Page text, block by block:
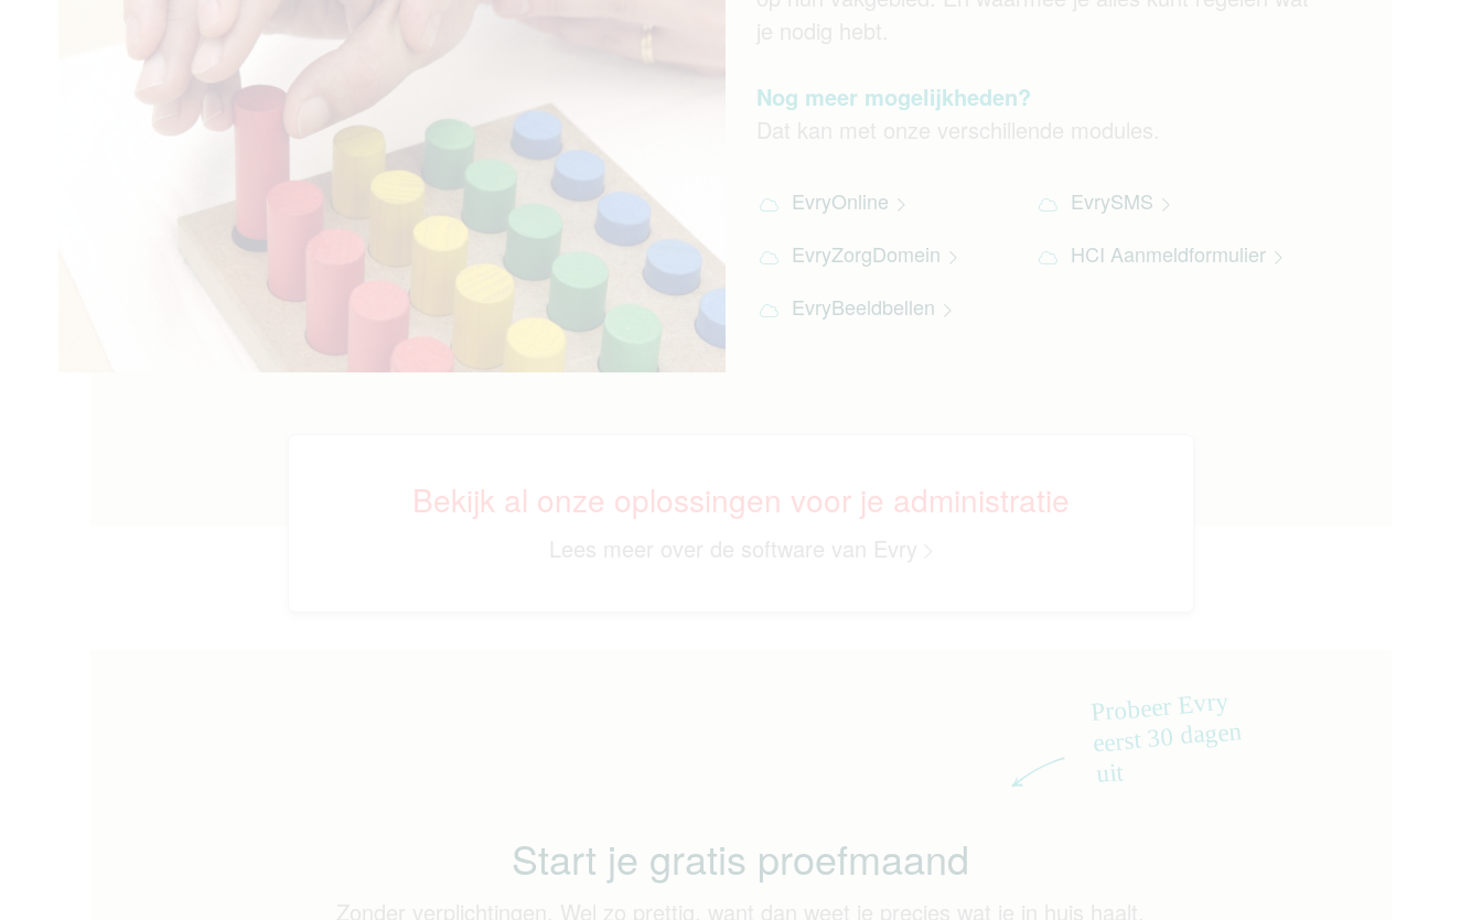
Nog meer mogelijkheden?
EvryOnline
EvrySMS
EvryZorgDomein
HCI Aanmeldformulier
EvryBeeldbellen
Bekijk al onze oplossingen voor je administratie
Lees meer over de software van Evry
Start je gratis proefmaand
Probeer Evry
eerst 30 dagen
uit